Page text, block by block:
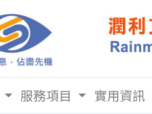
服務項目 實用資訊